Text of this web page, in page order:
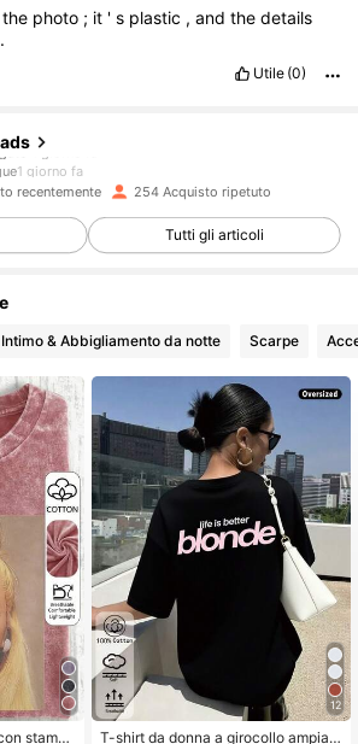
the photo ; it 's plastic ,andthedetails
.
Utile (0)
1 giorno fa
recentemente 254 Acquisto ripetuto
Tutti gli articoli
Intimo & Abbigliamento da notte Scarpe
stampa
12
T-shirt da donna a girocollo ampia c